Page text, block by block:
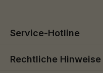
Service-Hotline
Rechtliche Hinweise